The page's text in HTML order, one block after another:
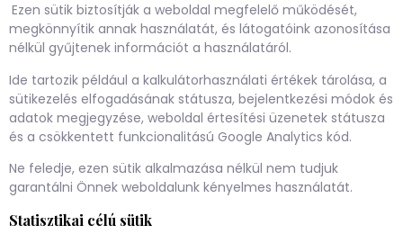
Ezen sütik biztosítják a weboldal megfelelő működését,
megkönnyítik annak használatát, és látogatóink azonosítása
nélkül gyűjtenek információt a használatáról.
Ide tartozik például a kalkulátorhasználati értékek tárolása, a
sütikezelés elfogadásának státusza, bejelentkezési módok és
adatok megjegyzése, weboldal értesítési üzenetek státusza
és a csökkentett funkcionalitású Google Analytics kód.
Ne feledje, ezen sütik alkalmazása nélkül nem tudjuk
garantálni Önnek weboldalunk kényelmes használatát.
Statisztikai célú sütik